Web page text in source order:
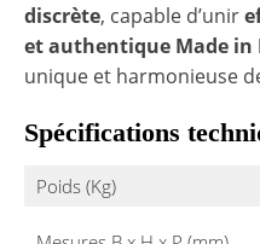
discrète, capable d’unir
et authentique Made in
unique et harmonieuse
Spécifications
Poids (Kg)